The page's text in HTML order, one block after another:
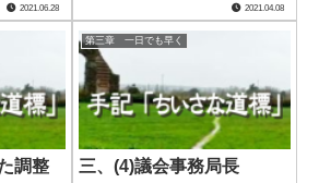
て任
いまし
る母の
たので
2021.06.28
市での女性の管理職への登用率
た課長級以上の中に彼女以外に
は病院局に課長.....
2021.04.08
調整
第三章 一日でも早く
三、(4)議会事務局長